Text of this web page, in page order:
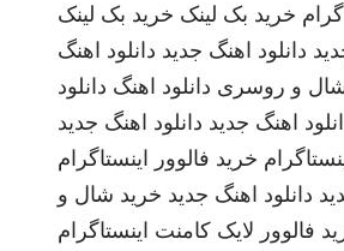
خرید بک لینک خرید بک لینک
دانلود اهنگ جدید دانلود اهنگ
و روسری دانلود اهنگ دانلود
اهنگ جدید دانلود اهنگ جدید
خرید فالوور اینستاگرام
دانلود اهنگ جدید خرید شال و
فالوور لایک کامنت اینستاگرام